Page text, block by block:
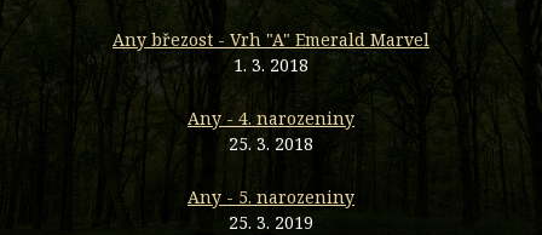
Any březost - Vrh "A" Emerald Marvel
1. 3. 2018
Any - 4. narozeniny
25. 3. 2018
Any - 5. narozeniny
25. 3. 2019